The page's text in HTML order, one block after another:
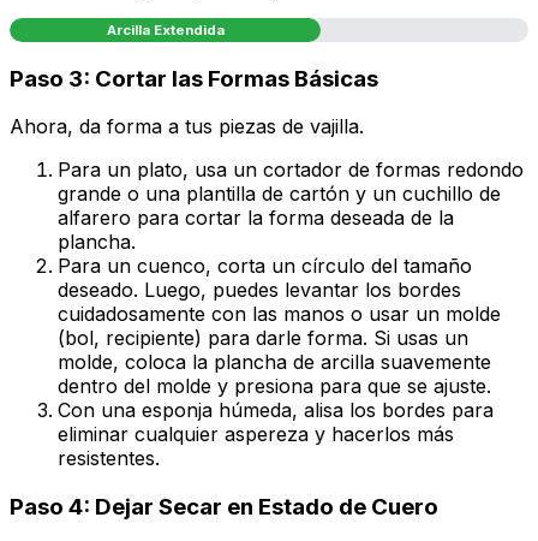
Arcilla Extendida
Paso 3: Cortar las Formas Básicas
Ahora, da forma a tus piezas de vajilla.
Para un plato, usa un cortador de formas redondo
grande o una plantilla de cartón y un cuchillo de
alfarero para cortar la forma deseada de la
plancha.
Para un cuenco, corta un círculo del tamaño
deseado. Luego, puedes levantar los bordes
cuidadosamente con las manos o usar un molde
(bol, recipiente) para darle forma. Si usas un
molde, coloca la plancha de arcilla suavemente
dentro del molde y presiona para que se ajuste.
Con una esponja húmeda, alisa los bordes para
eliminar cualquier aspereza y hacerlos más
resistentes.
Paso 4: Dejar Secar en Estado de Cuero